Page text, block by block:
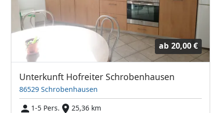
ab 20,00 €
Unterkunft Hofreiter Schrobenhausen
86529 Schrobenhausen
1-5 Pers.
25,36 km